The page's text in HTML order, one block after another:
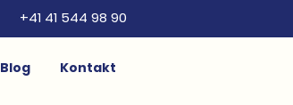
+41 41 544 98 90
Blog Kontakt